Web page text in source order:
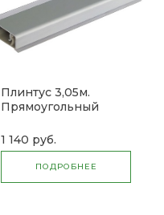
Плинтус 3,05м.
Прямоугольный
1 140 руб.
ПОДРОБНЕЕ